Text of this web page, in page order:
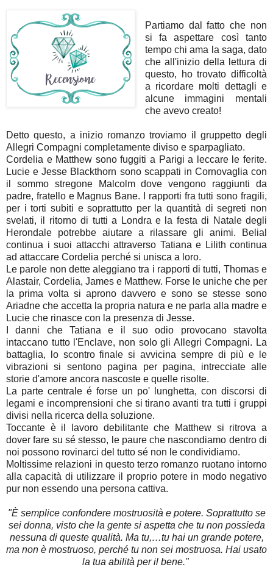
Partiamo dal fatto che non
si fa aspettare così tanto
tempo chi ama la saga, dato
che all'inizio della lettura di
questo, ho trovato difficoltà
a ricordare molti dettagli e
alcune immagini mentali
che avevo creato!
Detto questo, a inizio romanzo troviamo il gruppetto degli
Allegri Compagni completamente diviso e sparpagliato.
Cordelia e Matthew sono fuggiti a Parigi a leccare le ferite.
Lucie e Jesse Blackthorn sono scappati in Cornovaglia con
il sommo stregone Malcolm dove vengono raggiunti da
padre, fratello e Magnus Bane. I rapporti fra tutti sono fragili,
per i torti subiti e soprattutto per la quantità di segreti non
svelati, il ritorno di tutti a Londra e la festa di Natale degli
Herondale potrebbe aiutare a rilassare gli animi. Belial
continua i suoi attacchi attraverso Tatiana e Lilith continua
ad attaccare Cordelia perché si unisca a loro.
Le parole non dette aleggiano tra i rapporti di tutti, Thomas e
Alastair, Cordelia, James e Matthew. Forse le uniche che per
la prima volta si aprono davvero e sono se stesse sono
Ariadne che accetta la propria natura e ne parla alla madre e
Lucie che rinasce con la presenza di Jesse.
I danni che Tatiana e il suo odio provocano stavolta
intaccano tutto l'Enclave, non solo gli Allegri Compagni. La
battaglia, lo scontro finale si avvicina sempre di più e le
vibrazioni si sentono pagina per pagina, intrecciate alle
storie d'amore ancora nascoste e quelle risolte.
La parte centrale é forse un po' lunghetta, con discorsi di
legami e incomprensioni che si tirano avanti tra tutti i gruppi
divisi nella ricerca della soluzione.
Toccante è il lavoro debilitante che Matthew si ritrova a
dover fare su sé stesso, le paure che nascondiamo dentro di
noi possono rovinarci del tutto sé non le condividiamo.
Moltissime relazioni in questo terzo romanzo ruotano intorno
alla capacità di utilizzare il proprio potere in modo negativo
pur non essendo una persona cattiva.
"È semplice confondere mostruosità e potere. Soprattutto se
sei donna, visto che la gente si aspetta che tu non possieda
nessuna di queste qualità. Ma tu,…tu hai un grande potere,
ma non è mostruoso, perché tu non sei mostruosa. Hai usato
la tua abilità per il bene."